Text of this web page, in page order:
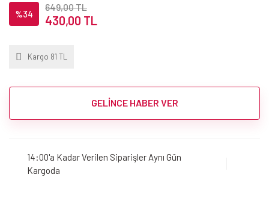
%34
649,00 TL
430,00 TL
Kargo 81 TL
GELİNCE HABER VER
14:00'a Kadar Verilen Siparişler Aynı Gün
Kargoda